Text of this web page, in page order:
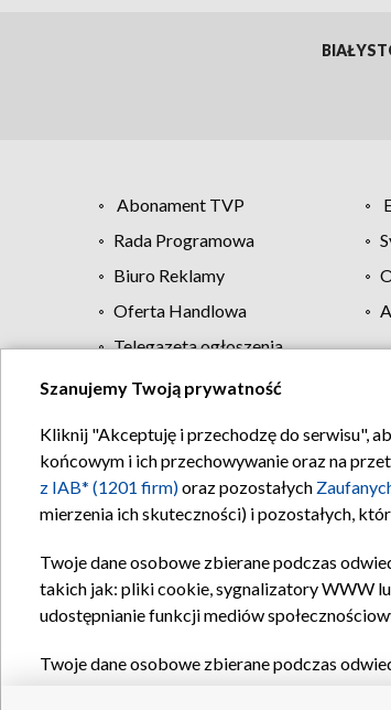
Abonament TVP
Rada Programowa
Biuro Reklamy
Oferta Handlowa
Telegazeta ogłoszenia
Szanujemy Twoją prywatność
Kliknij "Akceptuję i przechodzę do serwisu",
końcowym i ich przechowywanie oraz na
z IAB* (1201 firm)oraz pozostałych
mierzenia ich skuteczności) i pozostałych,
Twoje dane osobowe zbierane podczas
takich jak: pliki cookie, sygnalizatory WWW
udostępnianie funkcji mediów
Twoje dane osobowe zbierane podczas